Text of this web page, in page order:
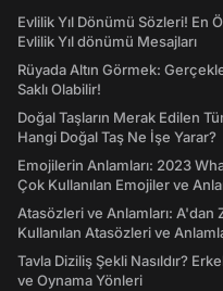
Evlilik Yıl Dönümü Sözleri! En
Evlilik Yıl dönümü Mesajları
Rüyada Altın Görmek:
Saklı Olabilir!
Doğal Taşların Merak Edilen
Hangi Doğal Taş Ne İşe Yarar?
Emojilerin Anlamları: 2023
Çok Kullanılan Emojiler ve
Atasözleri ve Anlamları: A'dan
Kullanılan Atasözleri ve
Tavla Diziliş Şekli Nasıldır?
ve Oynama Yönleri